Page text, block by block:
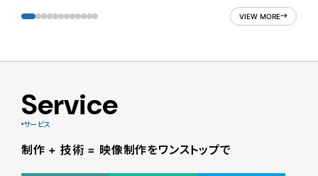
VIEW MORE
Service
サービス
制作 + 技術 = 映像制作をワンストップで